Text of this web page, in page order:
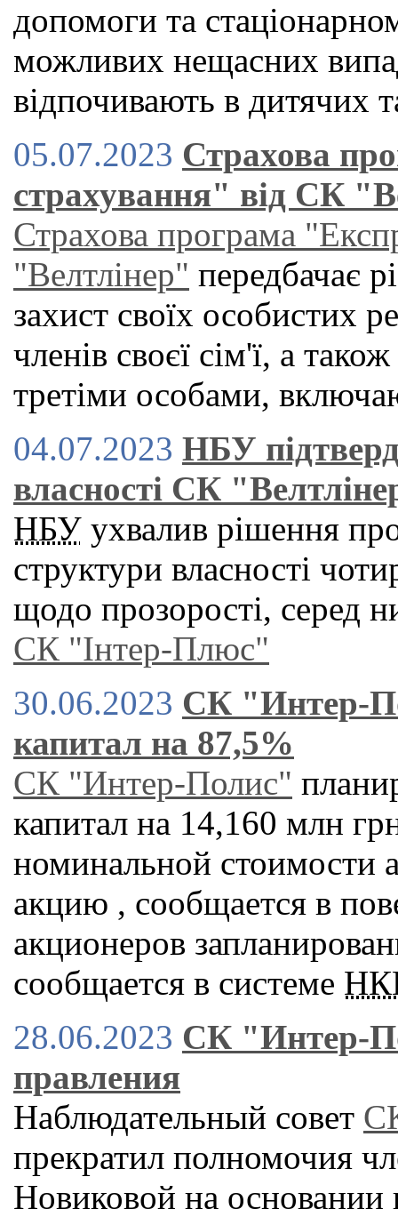
допомоги та
можливих нещасних
відпочивають в дитячих
05.07.2023 Страхова
страхування" від СК
Страхова програма
"Велтлiнер" передбачає
захист своїх особистих
членів своєї сім'ї, а
третіми особами,
04.07.2023 НБУ
власності СК
НБУ ухвалив рішення
структури власності
щодо прозорості, серед
СК "Інтер-Плюс"
30.06.2023 СК "Интер-
капитал на 87,5%
СК "Интер-Полис"
капитал на 14,160 млн
номинальной стоимости
акцию , сообщается в
акционеров
сообщается в системе
28.06.2023 СК "Интер-
правления
Наблюдательный совет
прекратил полномочия
Новиковой на основании